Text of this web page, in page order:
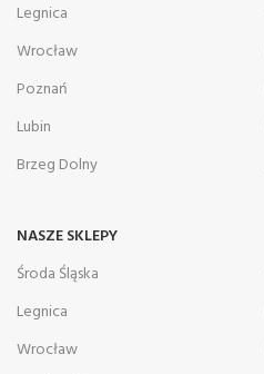
Legnica
Wrocław
Poznań
Lubin
Brzeg Dolny
NASZE SKLEPY
Środa Śląska
Legnica
Wrocław